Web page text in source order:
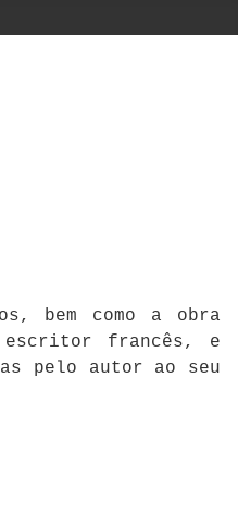
bem como a obra
escritor francês, e
pelo autor ao seu